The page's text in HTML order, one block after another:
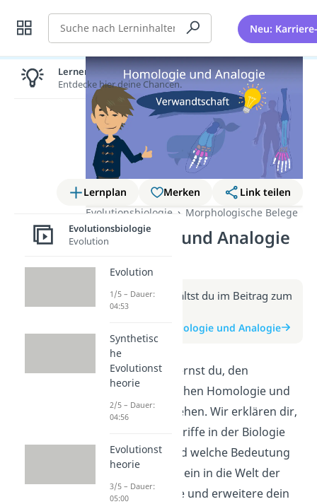
Suche Neu:
Lernplan Merken
Link teilen
Evolutionsbiologie
Morphologische Belege
Homologie und Analogie
Weitere Infos erhältst du im Beitrag zum
Video
zum Beitrag: Homologie und Analogie
In diesem Video lernst du, den
Unterschied zwischen Homologie und
Analogie zu verstehen. Wir erklären dir,
wie sich diese Begriffe in der Biologie
unterscheiden und welche Bedeutung
sie haben. Tauche ein in die Welt der
Evolutionsbiologie und erweitere dein
Lernen lohnt sich!
Entdecke hier deine Chancen.
Evolutionsbiologie
Evolution
Evolution
1/5 – Dauer:
04:53
Synthetisc
he
Evolutionst
heorie
2/5 – Dauer:
04:56
Evolutionst
heorie
3/5 – Dauer:
05:00